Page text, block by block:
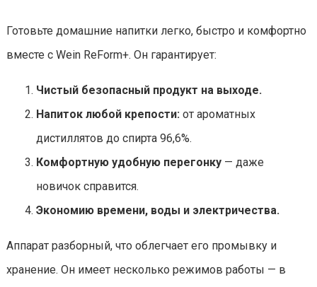
Готовьте домашние напитки легко, быстро и комфортно
вместе с Wein ReForm+. Он гарантирует:
Чистый безопасный продукт на выходе.
Напиток любой крепости: от ароматных
дистиллятов до спирта 96,6%.
Комфортную удобную перегонку — даже
новичок справится.
Экономию времени, воды и электричества.
Аппарат разборный, что облегчает его промывку и
хранение. Он имеет несколько режимов работы — в